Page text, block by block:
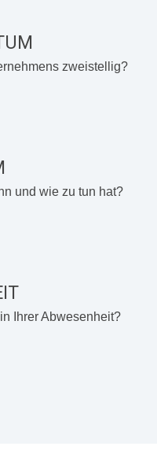
zweistellig?
und wie zu tun hat?
Ihrer Abwesenheit?